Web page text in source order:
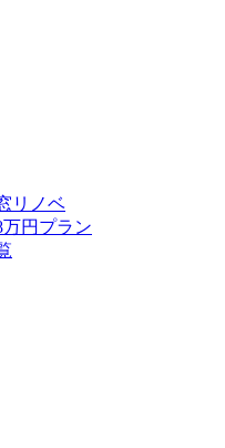
リノベ
円プラン